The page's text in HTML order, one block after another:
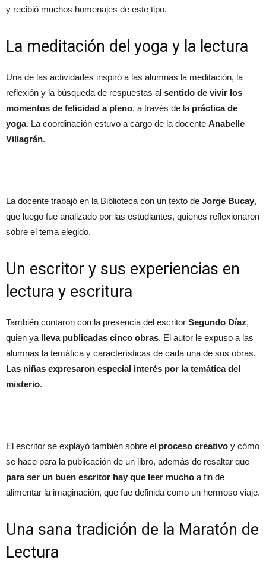
y recibió muchos homenajes de este tipo.
La meditación del yoga y la lectura
Una de las actividades inspiró a las alumnas la meditación, la
reflexión y la búsqueda de respuestas al sentido de vivir los
momentos de felicidad a pleno, a través de la práctica de
yoga. La coordinación estuvo a cargo de la docente Anabelle
Villagrán.
La docente trabajó en la Biblioteca con un texto de Jorge Bucay,
que luego fue analizado por las estudiantes, quienes reflexionaron
sobre el tema elegido.
Un escritor y sus experiencias en
lectura y escritura
También contaron con la presencia del escritor Segundo Díaz,
quien ya lleva publicadas cinco obras. El autor le expuso a las
alumnas la temática y características de cada una de sus obras.
Las niñas expresaron especial interés por la temática del
misterio.
El escritor se explayó también sobre el proceso creativo y cómo
se hace para la publicación de un libro, además de resaltar que
para ser un buen escritor hay que leer mucho a fin de
alimentar la imaginación, que fue definida como un hermoso viaje.
Una sana tradición de la Maratón de
Lectura